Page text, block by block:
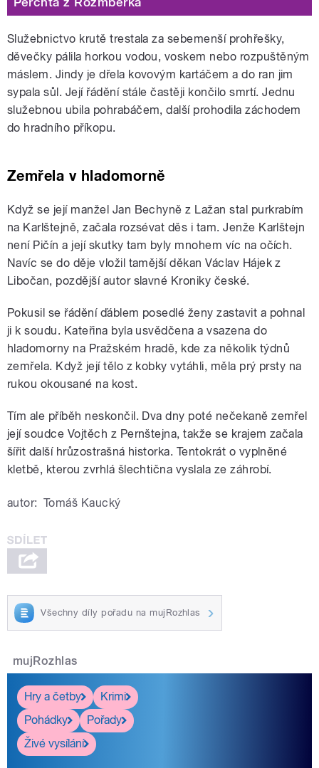
Služebnictvo krutě trestala za sebemenší prohřešky,
děvečky pálila horkou vodou, voskem nebo rozpuštěným
máslem. Jindy je dřela kovovým kartáčem a do ran jim
sypala sůl. Její řádění stále častěji končilo smrtí. Jednu
služebnou ubila pohrabáčem, další prohodila záchodem
do hradního příkopu.
Zemřela v hladomorně
Když se její manžel Jan Bechyně z Lažan stal purkrabím
na Karlštejně, začala rozsévat děs i tam. Jenže Karlštejn
není Pičín a její skutky tam byly mnohem víc na očích.
Navíc se do děje vložil tamější děkan Václav Hájek z
Libočan, pozdější autor slavné Kroniky české.
Pokusil se řádění ďáblem posedlé ženy zastavit a pohnal
ji k soudu. Kateřina byla usvědčena a vsazena do
hladomorny na Pražském hradě, kde za několik týdnů
zemřela. Když její tělo z kobky vytáhli, měla prý prsty na
rukou okousané na kost.
Tím ale příběh neskončil. Dva dny poté nečekaně zemřel
její soudce Vojtěch z Pernštejna, takže se krajem začala
šířit další hrůzostrašná historka. Tentokrát o vyplněné
kletbě, kterou zvrhlá šlechtična vyslala ze záhrobí.
autor: Tomáš Kaucký
Všechny díly pořadu na mujRozhlas
mujRozhlas
Hry a četby
Krimi
Pohádky
Pořady
Živé vysílání